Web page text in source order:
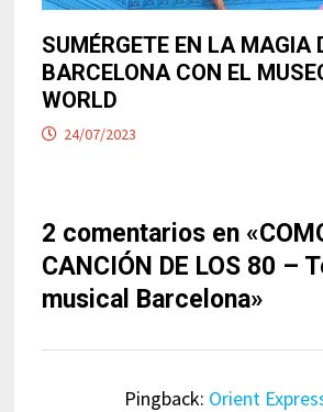
SUMÉRGETE EN LA MAGIA
BARCELONA CON EL
WORLD
24/07/2023
2 comentarios en «
CANCIÓN DE LOS 80 –
musical Barcelona»
Pingback: Orient